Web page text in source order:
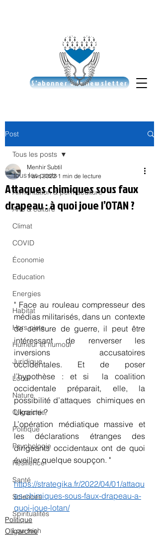
S'abonner à la newsletter
Post
Tous les posts
Alimentation & permaculture
Arts & culture
Climat
COVID
Économie
Education
Energies
Habitat
Hors piste
Humeur et humour
Juridique
Local
Nature
Oligarchie
Politique
Psychologie
Résilience
Santé
Sciences
Spiritualités
Low tech
Tous les posts
Attaques chimiques sous faux
drapeau : à quoi joue l’OTAN ?
Menhir Subtil
1 avr. 2022 1 min de lecture
" Face au rouleau compresseur des
médias militarisés, dans un  contexte
de censure de guerre, il peut être
intéressant de renverser les
inversions accusatoires
occidentales. Et de poser
l’hypothèse : et si  la coalition
occidentale préparait, elle, la
possibilité d’attaques  chimiques en
Ukraine ?
L’opération médiatique massive et
les déclarations étranges des
dirigeants occidentaux ont de quoi
éveiller quelque soupçon. "
https://strategika.fr/2022/04/01/attaqu
es-chimiques-sous-faux-drapeau-a-
quoi-joue-lotan/
Politique
Oligarchie